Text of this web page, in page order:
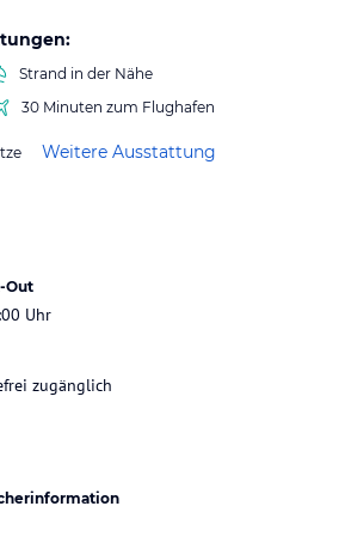
Strand in der Nähe
30 Minuten zum Flughafen
Weitere Ausstattung
Out
Uhr
zugänglich